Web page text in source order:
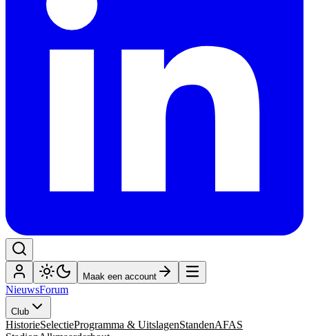
Maak een account
NieuwsForum
Club
HistorieSelectieProgramma & UitslagenStandenAFAS